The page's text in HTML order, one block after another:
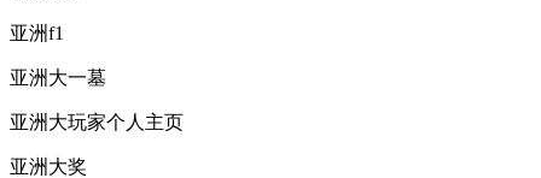
亚洲f1
亚洲大一墓
亚洲大玩家个人主页
亚洲大奖